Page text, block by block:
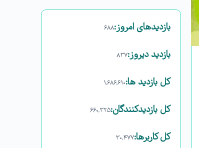
بازدیدهای امروز:۶۸۸
بازدید دیروز:۸۳۷
کل بازدید ها:۱,۶۸۶,۶۱۰
کل بازدیدکنند‌گان:۶۶۰,۳۲۵
کل کاربرها:۳۰,۴۷۷